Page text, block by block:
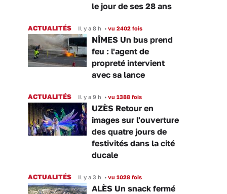
le jour de ses 28 ans
ACTUALITÉS Il y a 8 h • vu 2402 fois
NÎMES Un bus prend
feu : l'agent de
propreté intervient
avec sa lance
ACTUALITÉS Il y a 9 h • vu 1388 fois
UZÈS Retour en
images sur l'ouverture
des quatre jours de
festivités dans la cité
ducale
ACTUALITÉS Il y a 3 h • vu 1028 fois
ALÈS Un snack fermé